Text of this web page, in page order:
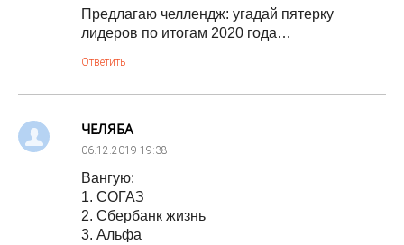
Предлагаю челлендж: угадай пятерку
лидеров по итогам 2020 года…
Ответить
ЧЕЛЯБА
06.12.2019 19:38
Вангую:
1. СОГАЗ
2. Сбербанк жизнь
3. Альфа